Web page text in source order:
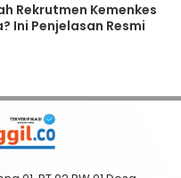
Rekrutmen Kemenkes
Ini Penjelasan Resmi